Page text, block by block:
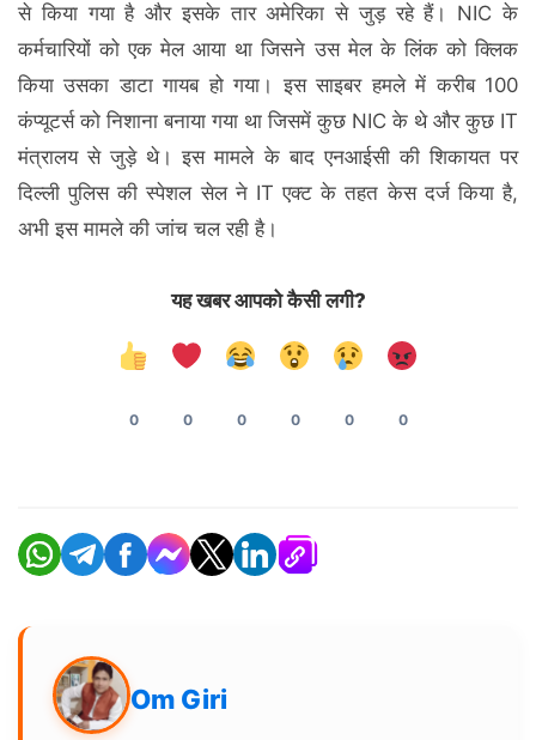
से किया गया है और इसके तार अमेरिका से जुड़ रहे हैं। NIC के
कर्मचारियों को एक मेल आया था जिसने उस मेल के लिंक को क्लिक
किया उसका डाटा गायब हो गया। इस साइबर हमले में करीब 100
कंप्यूटर्स को निशाना बनाया गया था जिसमें कुछ NIC के थे और कुछ IT
मंत्रालय से जुड़े थे। इस मामले के बाद एनआईसी की शिकायत पर
दिल्ली पुलिस की स्पेशल सेल ने IT एक्ट के तहत केस दर्ज किया है,
अभी इस मामले की जांच चल रही है।
यह खबर आपको कैसी लगी?
0 0 0 0 0 0
Om Giri